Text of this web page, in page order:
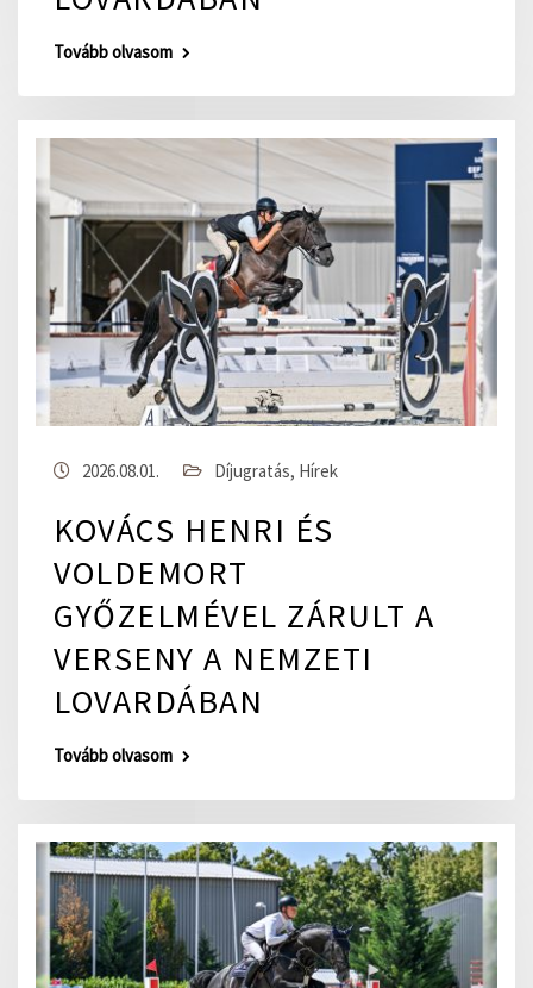
Tovább olvasom
2026.08.01. Díjugratás, Hírek
KOVÁCS HENRI ÉS
VOLDEMORT
GYŐZELMÉVEL ZÁRULT A
VERSENY A NEMZETI
LOVARDÁBAN
Tovább olvasom